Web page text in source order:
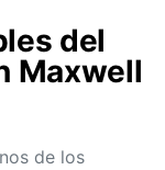
del
Maxwell
de los